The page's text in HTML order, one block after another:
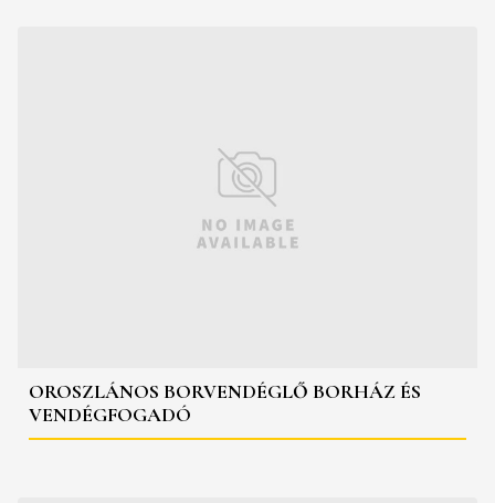
OROSZLÁNOS BORVENDÉGLŐ BORHÁZ ÉS
VENDÉGFOGADÓ